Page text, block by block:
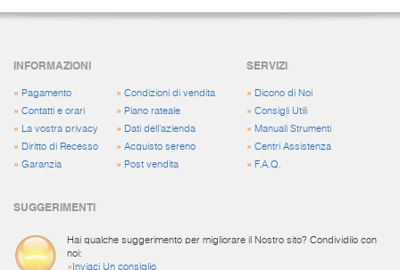
INFORMAZIONI
» Pagamento
» Contatti e orari
» La vostra privacy
» Diritto di Recesso
» Garanzia
» Condizioni di vendita
» Piano rateale
» Dati dell'azienda
» Acquisto sereno
» Post vendita
SERVIZI
» Dicono di Noi
»Consigli Utili
» Manuali Strumenti
»Centri Assistenza
» F.A.Q.
SUGGERIMENTI
Hai qualche suggerimento per migliorare il Nostro sito? Condividilo con
noi:
» Inviaci Un consiglio